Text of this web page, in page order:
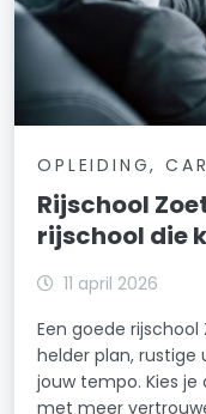
OPLEIDING,
Rijschool
rijschool die
11 april 2026
Een goede
helder plan, rustige
jouw tempo. Kies je
met meer